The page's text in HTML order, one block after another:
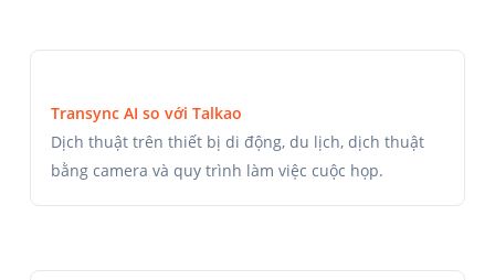
Transync AI so với Talkao
Dịch thuật trên thiết bị di động, du lịch, dịch thuật
bằng camera và quy trình làm việc cuộc họp.